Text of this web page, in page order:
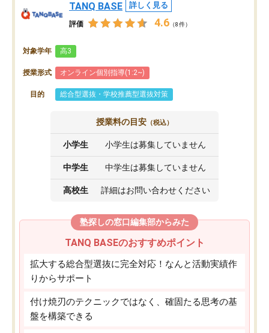
TANQ BASE 詳しく見る
評価 4.6 （8件）
対象学年 高3
授業形式 オンライン個別指導(1:2~)
目的 総合型選抜・学校推薦型選抜対策
授業料の目安 （税込）
小学生 小学生は募集していません
中学生 中学生は募集していません
高校生 詳細はお問い合わせください
塾探しの窓口編集部からみた
TANQ BASEのおすすめポイント
拡大する総合型選抜に完全対応！なんと活動実績作
りからサポート
付け焼刃のテクニックではなく、確固たる思考の基
盤を構築できる